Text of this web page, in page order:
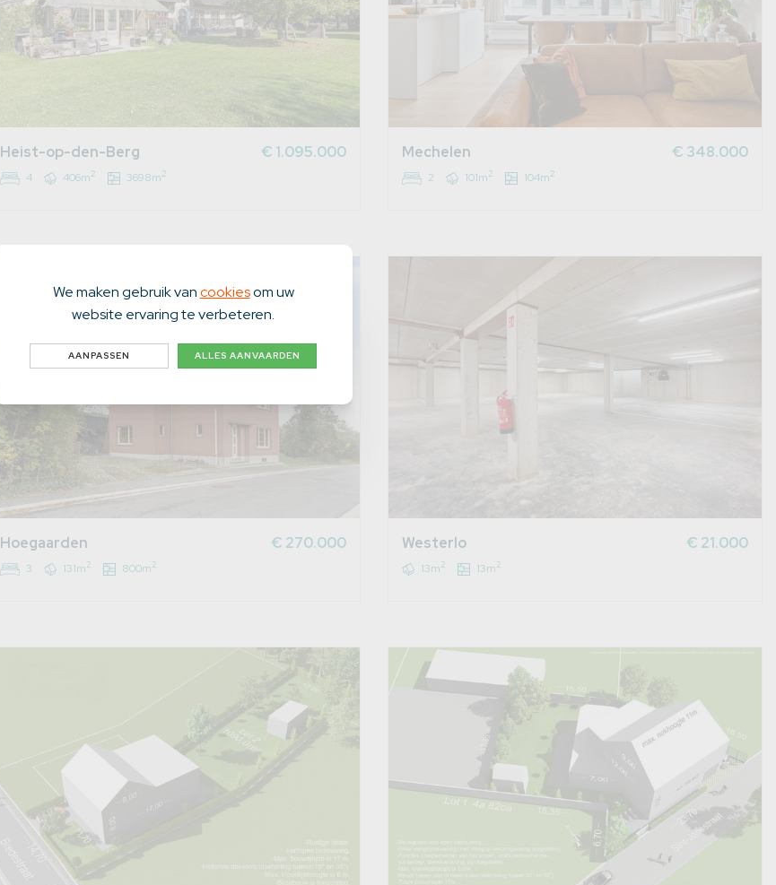
Heist-op-den-Berg € 1.095.000
4 406m2 3698m2
Mechelen € 348.000
2 101m2 104m2
Hoegaarden € 270.000
3 131m2 800m2
Westerlo € 21.000
13m2 13m2
We maken gebruik vancookiesom uw
website ervaring te verbeteren.
AANPASSEN ALLES AANVAARDEN